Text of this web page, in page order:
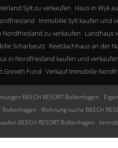
Sylt zu verkaufen Haus in Wyk
Immobilie Sylt kaufen und
Nordfriesland zu verkaufen Landhaus
Scharbeutz Reetdachhaus an der
in Nordfriesland kaufen und verkaufen
Growth Fund Verkauf Immobilie
BEECH RESORT Boltenhagen
Boltenhagen
Wohnung suche BEECH
BEECH RESORT Boltenhagen